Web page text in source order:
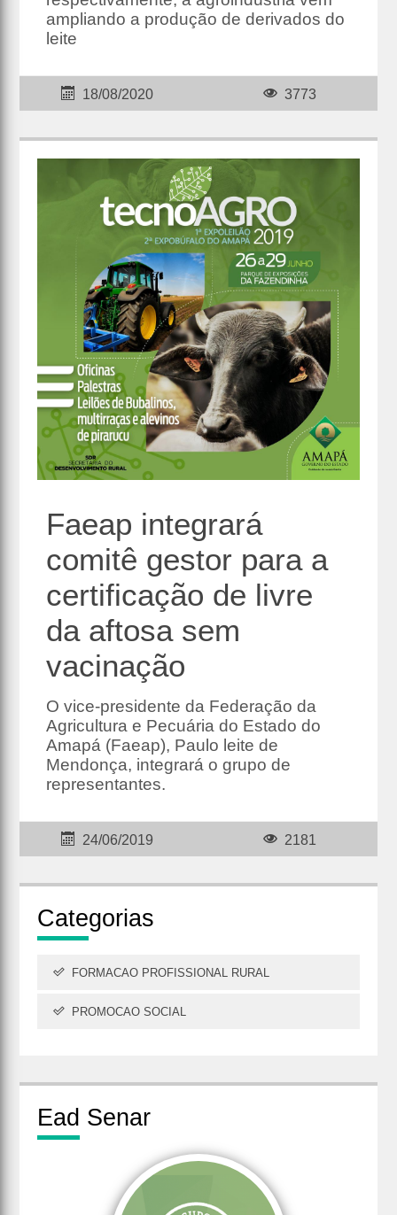
ampliando a produção de derivados do
leite
18/08/2020 3773
Faeap integrará
comitê gestor para a
certificação de livre
da aftosa sem
vacinação
O vice-presidente da Federação da
Agricultura e Pecuária do Estado do
Amapá (Faeap), Paulo leite de
Mendonça, integrará o grupo de
representantes.
24/06/2019 2181
Categorias
FORMACAO PROFISSIONAL RURAL
PROMOCAO SOCIAL
Ead Senar